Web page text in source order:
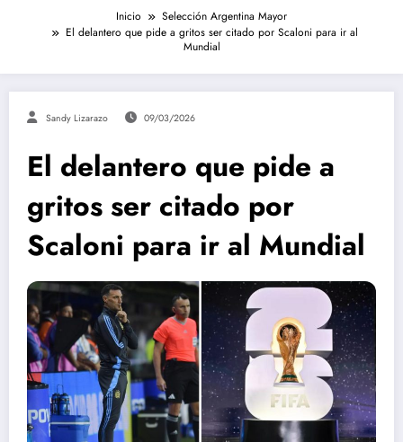
Inicio
Selección Argentina Mayor
El delantero que pide a gritos ser citado por Scaloni para ir al
Mundial
Sandy Lizarazo 09/03/2026
El delantero que pide a
gritos ser citado por
Scaloni para ir al Mundial